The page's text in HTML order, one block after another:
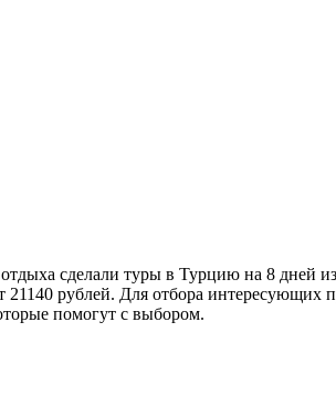
сделали туры в Турцию на 8 дней
рублей. Для отбора
помогут с выбором.